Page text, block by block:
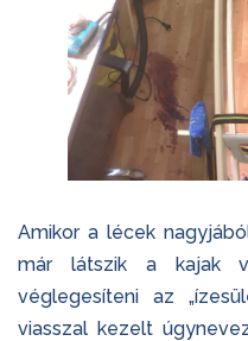
Amikor a lécek
már látszik a kajak
véglegesíteni az
viasszal kezelt